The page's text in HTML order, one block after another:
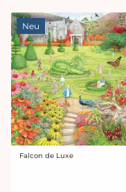
Neu
Anbieter:
Falcon de Luxe